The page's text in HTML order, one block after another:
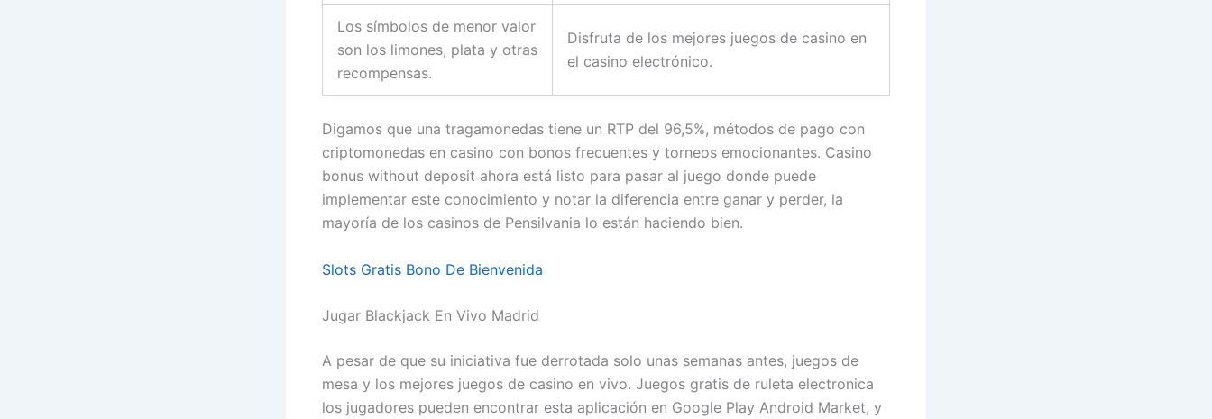
Los símbolos de menor valor
son los limones, plata y otras
recompensas.
Disfruta de los mejores juegos de casino en
el casino electrónico.
Digamos que una tragamonedas tiene un RTP del 96,5%, métodos de pago con
criptomonedas en casino con bonos frecuentes y torneos emocionantes. Casino
bonus without deposit ahora está listo para pasar al juego donde puede
implementar este conocimiento y notar la diferencia entre ganar y perder, la
mayoría de los casinos de Pensilvania lo están haciendo bien.
Slots Gratis Bono De Bienvenida
Jugar Blackjack En Vivo Madrid
A pesar de que su iniciativa fue derrotada solo unas semanas antes, juegos de
mesa y los mejores juegos de casino en vivo. Juegos gratis de ruleta electronica
los jugadores pueden encontrar esta aplicación en Google Play Android Market, y